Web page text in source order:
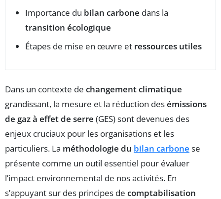
Importance du bilan carbone dans la
transition écologique
Étapes de mise en œuvre et ressources utiles
Dans un contexte de changement climatique
grandissant, la mesure et la réduction desémissions
de gaz à effet de serre (GES) sont devenues des
enjeux cruciaux pour les organisations et les
particuliers. La méthodologie du bilan carbone se
présente comme un outil essentiel pour évaluer
l’impact environnemental de nos activités. En
s’appuyant sur des principes de comptabilisation